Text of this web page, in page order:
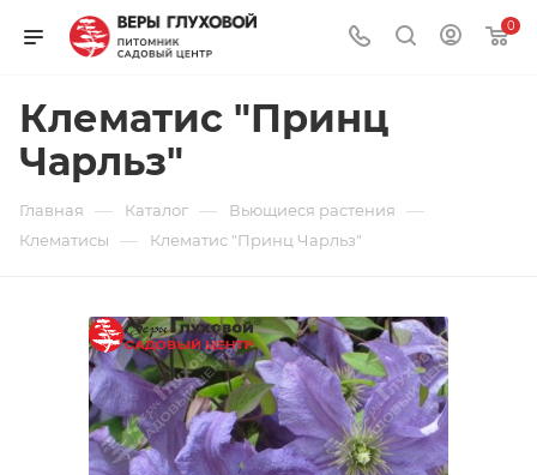
0
Клематис "Принц
Чарльз"
Главная — Каталог — Вьющиеся растения —
Клематисы — Клематис "Принц Чарльз"